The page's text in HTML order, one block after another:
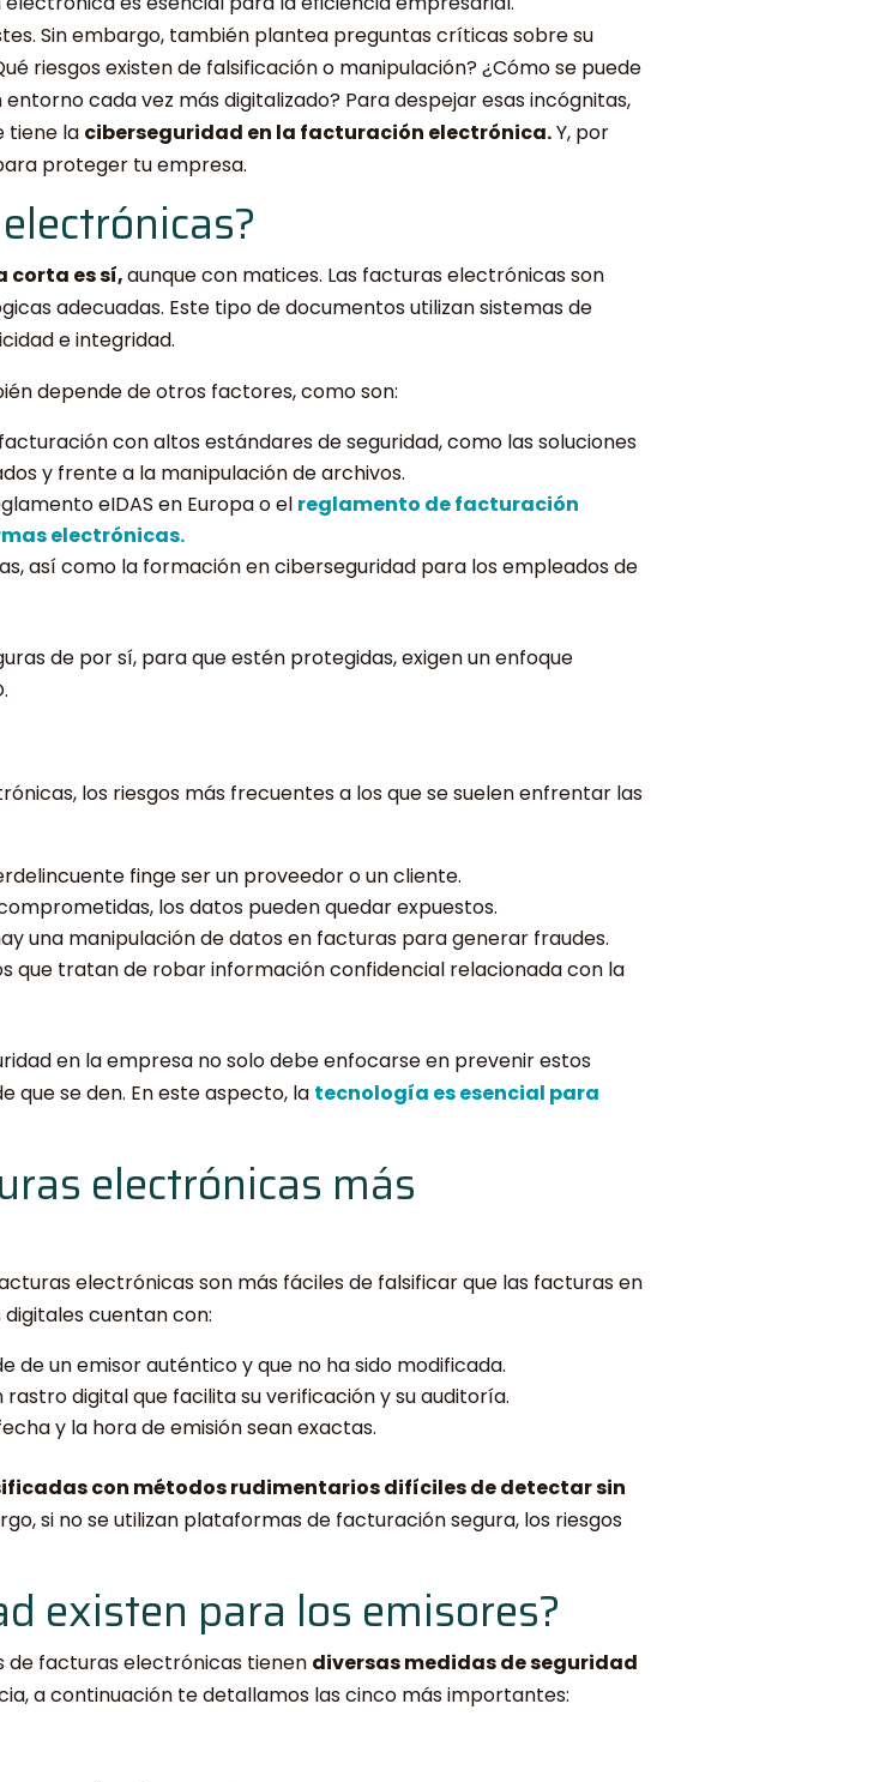
Sin embargo, también plantea preguntas críticas sobre su
riesgos existen de falsificación o manipulación? ¿Cómo se puede
entorno cada vez más digitalizado? Para despejar esas incógnitas,
tiene la ciberseguridad en la facturación electrónica.Y, por
proteger tu empresa.
corta es sí,aunque con matices. Las facturas electrónicas son
adecuadas. Este tipo de documentos utilizan sistemas de
e integridad.
depende de otros factores, como son:
con altos estándares de seguridad, como las soluciones
y frente a la manipulación de archivos.
eIDAS en Europa o el reglamento de facturación
electrónicas.
así como la formación en ciberseguridad para los empleados de
de por sí, para que estén protegidas, exigen un enfoque
los riesgos más frecuentes a los que se suelen enfrentar las
finge ser un proveedor o un cliente.
los datos pueden quedar expuestos.
una manipulación de datos en facturas para generar fraudes.
que tratan de robar información confidencial relacionada con la
en la empresa no solo debe enfocarse en prevenir estos
que se den. En este aspecto, la tecnología es esencial para
electrónicas más
electrónicas son más fáciles de falsificar que las facturas en
digitales cuentan con:
de un emisor auténtico y que no ha sido modificada.
digital que facilita su verificación y su auditoría.
y la hora de emisión sean exactas.
con métodos rudimentarios difíciles de detectar sin
si no se utilizan plataformas de facturación segura, los riesgos
existen para los emisores?
de facturas electrónicas tienen diversas medidas de seguridad
a continuación te detallamos las cinco más importantes: